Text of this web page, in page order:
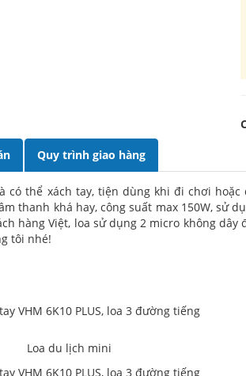
Quy trình giao hàng
có thể xách tay, tiện dùng khi đi chơi
thanh khá hay, công suất max 150W, sử
hàng Việt, loa sử dụng 2 micro không dây
tôi nhé!
Loa du lịch mini